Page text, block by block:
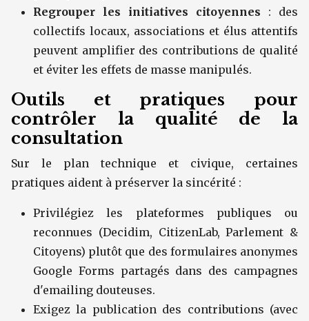
Regrouper les initiatives citoyennes : des
collectifs locaux, associations et élus attentifs
peuvent amplifier des contributions de qualité
et éviter les effets de masse manipulés.
Outils et pratiques pour
contrôler la qualité de la
consultation
Sur le plan technique et civique, certaines
pratiques aident à préserver la sincérité :
Privilégiez les plateformes publiques ou
reconnues (Decidim, CitizenLab, Parlement &
Citoyens) plutôt que des formulaires anonymes
Google Forms partagés dans des campagnes
d'emailing douteuses.
Exigez la publication des contributions (avec